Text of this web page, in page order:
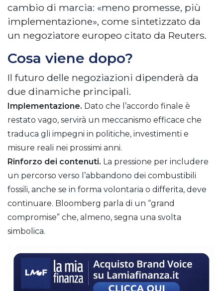
cambio di marcia: «meno promesse, più
implementazione», come sintetizzato da
un negoziatore europeo citato da Reuters.
Cosa viene dopo?
Il futuro delle negoziazioni dipenderà da
due dinamiche principali.
Implementazione. Dato che l’accordo finale è
restato vago, servirà un meccanismo efficace che
traduca gli impegni in politiche, investimenti e
misure reali nei prossimi anni.
Rinforzo dei contenuti. La pressione per includere
un percorso verso l’abbandono dei combustibili
fossili, anche se in forma volontaria o differita, deve
continuare. Bloomberg parla di un “grand
compromise” che, almeno, segna una svolta
simbolica.